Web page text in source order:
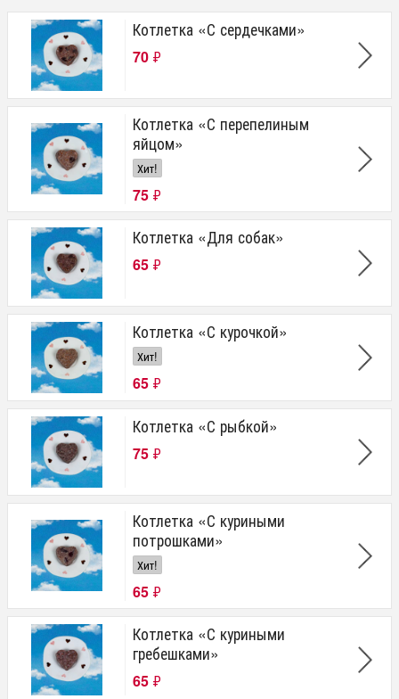
Котлетка «С сердечками»
70 ₽
Котлетка «С перепелиным
яйцом»
Хит!
75 ₽
Котлетка «Для собак»
65 ₽
Котлетка «С курочкой»
Хит!
65 ₽
Котлетка «С рыбкой»
75 ₽
Котлетка «С куриными
потрошками»
Хит!
65 ₽
Котлетка «С куриными
гребешками»
65 ₽